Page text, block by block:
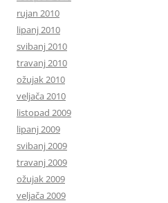
rujan 2010
lipanj 2010
svibanj 2010
travanj 2010
ožujak 2010
veljača 2010
listopad 2009
lipanj 2009
svibanj 2009
travanj 2009
ožujak 2009
veljača 2009